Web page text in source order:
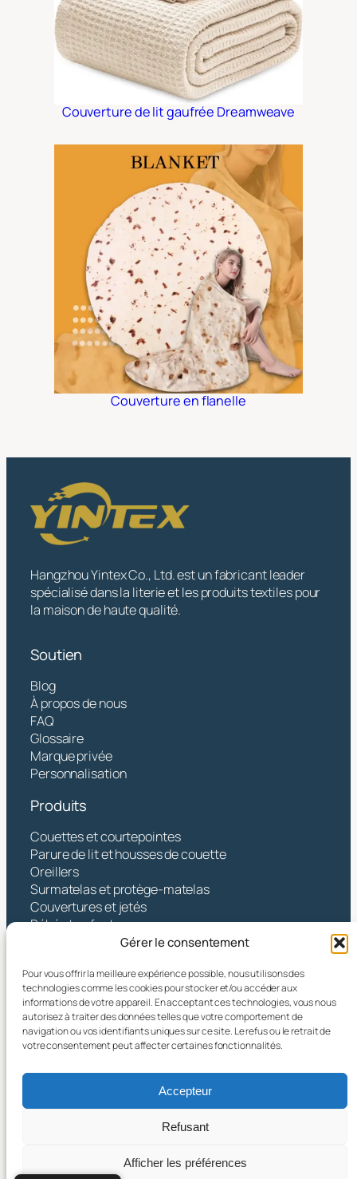
Gérer le consentement
Pour vous offrir la meilleure expérience possible, nous utilisons des
technologies comme les cookies pour stocker et/ou accéder aux
informations de votre appareil. En acceptant ces technologies, vous nous
autorisez à traiter des données telles que votre comportement de
navigation ou vos identifiants uniques sur ce site. Le refus ou le retrait de
votre consentement peut affecter certaines fonctionnalités.
Accepteur
Refusant
Afficher les préférences
Couverture de lit gaufrée Dreamweave
Couverture en flanelle
Hangzhou Yintex Co., Ltd. est un fabricant leader
spécialisé dans la literie et les produits textiles pour
la maison de haute qualité.
Soutien
Blog
À propos de nous
FAQ
Glossaire
Marque privée
Personnalisation
Produits
Couettes et courtepointes
Parure de lit et housses de couette
Oreillers
Surmatelas et protège-matelas
Couvertures et jetés
Bébé et enfants
Hangzhou Yintex Co., Ltd.
Adresse : NO.490 TANGZHISHA ROAD, XINJIE
STREET, XIAOSHAN DISTRICT, HANGZHOU CITY,
ZHEJIANG PR CHINE
Tél. : 86 137 77375088
Facebook X InstagramLinkedIn YouTube
© 2025 Hangzhou Yintex Co., Ltd.